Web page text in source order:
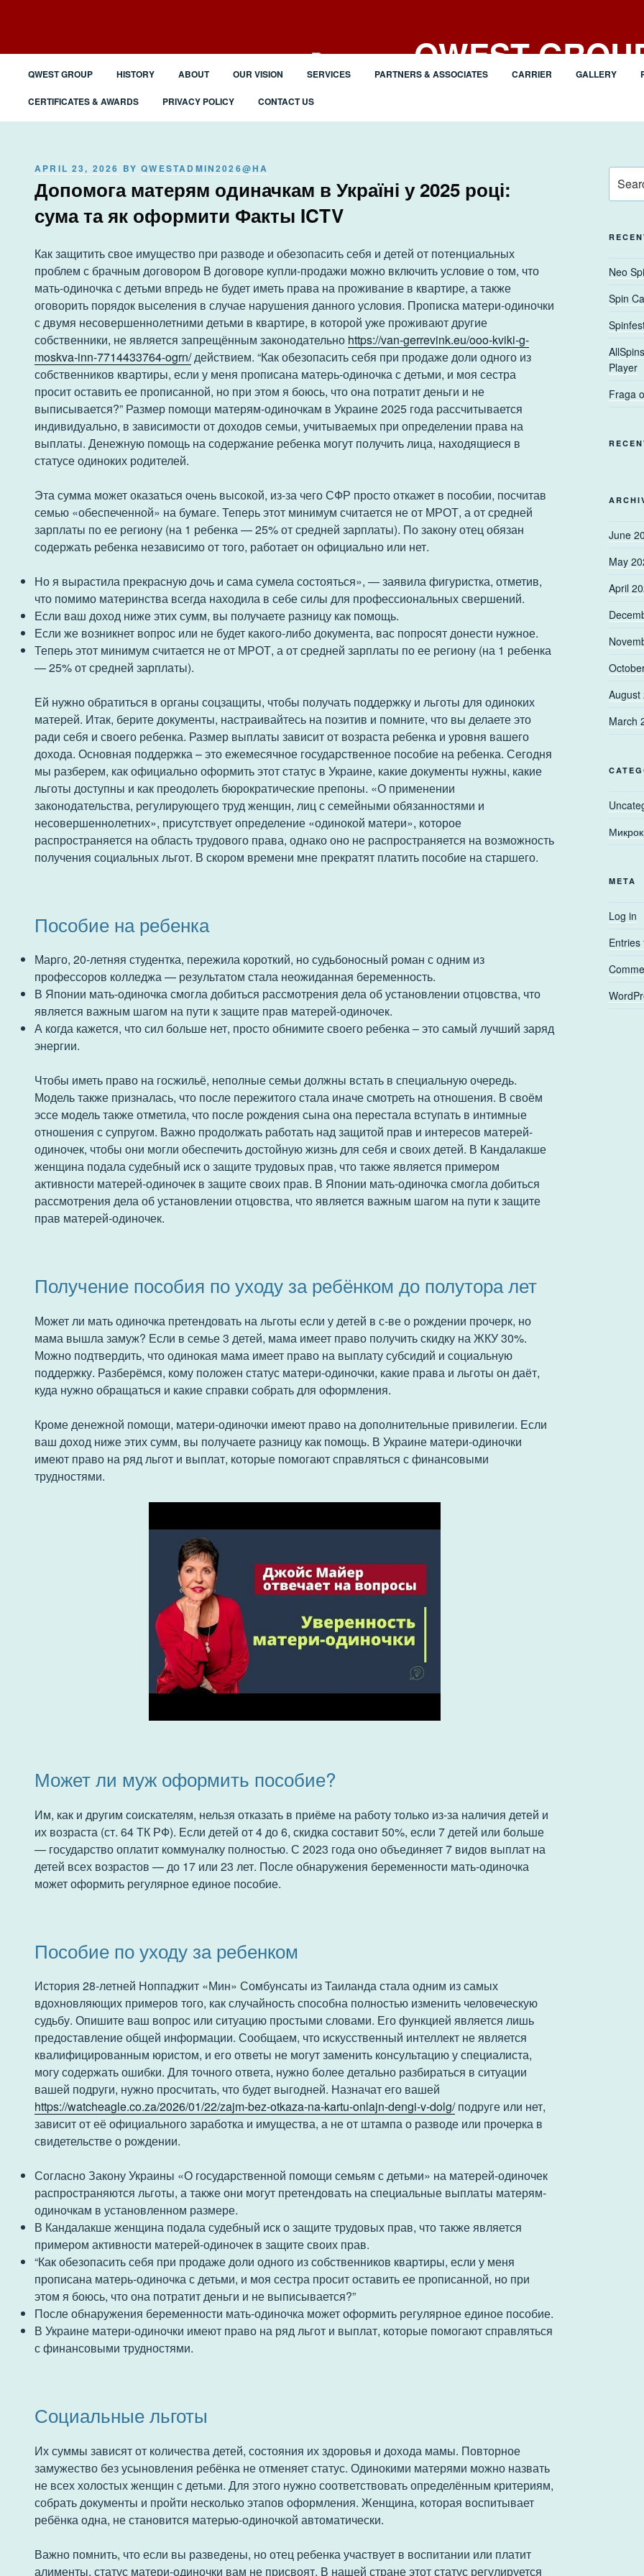
QWEST
BUILDING THE FUTURE
QWEST GROUP HISTORY ABOUT OUR VISION SERVICES PARTNERS & ASSOCIATES CARRIER GALLERY
CERTIFICATES & AWARDS PRIVACY POLICY CONTACT US
POSTED
APRIL 23, 2026 BYQWESTADMIN2026@HA
Допомога матерям одиначкам в Україні у 2025 році:
сума та як оформити Факты ICTV
Как защитить свое имущество при разводе и обезопасить себя и детей от потенциальных
проблем с брачным договором В договоре купли-продажи можно включить условие о том, что
мать-одиночка с детьми впредь не будет иметь права на проживание в квартире, а также
оговорить порядок выселения в случае нарушения данного условия. Прописка матери-одиночки
с двумя несовершеннолетними детьми в квартире, в которой уже проживают другие
собственники, не является запрещённым законодательно https://van-gerrevink.eu/ooo-kviki-g-
moskva-inn-7714433764-ogrn/действием. “Как обезопасить себя при продаже доли одного из
собственников квартиры, если у меня прописана матерь-одиночка с детьми, и моя сестра
просит оставить ее прописанной, но при этом я боюсь, что она потратит деньги и не
выписывается?” Размер помощи матерям-одиночкам в Украине 2025 года рассчитывается
индивидуально, в зависимости от доходов семьи, учитываемых при определении права на
выплаты. Денежную помощь на содержание ребенка могут получить лица, находящиеся в
статусе одиноких родителей.
Эта сумма может оказаться очень высокой, из-за чего СФР просто откажет в пособии, посчитав
семью «обеспеченной» на бумаге. Теперь этот минимум считается не от МРОТ, а от средней
зарплаты по ее региону (на 1 ребенка — 25% от средней зарплаты). По закону отец обязан
содержать ребенка независимо от того, работает он официально или нет.
Но я вырастила прекрасную дочь и сама сумела состояться», — заявила фигуристка, отметив,
что помимо материнства всегда находила в себе силы для профессиональных свершений.
Если ваш доход ниже этих сумм, вы получаете разницу как помощь.
Если же возникнет вопрос или не будет какого-либо документа, вас попросят донести нужное.
Теперь этот минимум считается не от МРОТ, а от средней зарплаты по ее региону (на 1 ребенка
— 25% от средней зарплаты).
Ей нужно обратиться в органы соцзащиты, чтобы получать поддержку и льготы для одиноких
матерей. Итак, берите документы, настраивайтесь на позитив и помните, что вы делаете это
ради себя и своего ребенка. Размер выплаты зависит от возраста ребенка и уровня вашего
дохода. Основная поддержка – это ежемесячное государственное пособие на ребенка. Сегодня
мы разберем, как официально оформить этот статус в Украине, какие документы нужны, какие
льготы доступны и как преодолеть бюрократические препоны. «О применении
законодательства, регулирующего труд женщин, лиц с семейными обязанностями и
несовершеннолетних», присутствует определение «одинокой матери», которое
распространяется на область трудового права, однако оно не распространяется на возможность
получения социальных льгот. В скором времени мне прекратят платить пособие на старшего.
Пособие на ребенка
Марго, 20‐летняя студентка, пережила короткий, но судьбоносный роман с одним из
профессоров колледжа — результатом стала неожиданная беременность.
В Японии мать-одиночка смогла добиться рассмотрения дела об установлении отцовства, что
является важным шагом на пути к защите прав матерей-одиночек.
А когда кажется, что сил больше нет, просто обнимите своего ребенка – это самый лучший заряд
энергии.
Чтобы иметь право на госжильё, неполные семьи должны встать в специальную очередь.
Модель также призналась, что после пережитого стала иначе смотреть на отношения. В своём
эссе модель также отметила, что после рождения сына она перестала вступать в интимные
отношения с супругом. Важно продолжать работать над защитой прав и интересов матерей-
одиночек, чтобы они могли обеспечить достойную жизнь для себя и своих детей. В Кандалакше
женщина подала судебный иск о защите трудовых прав, что также является примером
активности матерей-одиночек в защите своих прав. В Японии мать-одиночка смогла добиться
рассмотрения дела об установлении отцовства, что является важным шагом на пути к защите
прав матерей-одиночек.
Получение пособия по уходу за ребёнком до полутора лет
Может ли мать одиночка претендовать на льготы если у детей в с-ве о рождении прочерк, но
мама вышла замуж? Если в семье 3 детей, мама имеет право получить скидку на ЖКУ 30%.
Можно подтвердить, что одинокая мама имеет право на выплату субсидий и социальную
поддержку. Разберёмся, кому положен статус матери-одиночки, какие права и льготы он даёт,
куда нужно обращаться и какие справки собрать для оформления.
Кроме денежной помощи, матери-одиночки имеют право на дополнительные привилегии. Если
ваш доход ниже этих сумм, вы получаете разницу как помощь. В Украине матери-одиночки
имеют право на ряд льгот и выплат, которые помогают справляться с финансовыми
трудностями.
Может ли муж оформить пособие?
Им, как и другим соискателям, нельзя отказать в приёме на работу только из-за наличия детей и
их возраста (ст. 64 ТК РФ). Если детей от 4 до 6, скидка составит 50%, если 7 детей или больше
— государство оплатит коммуналку полностью. С 2023 года оно объединяет 7 видов выплат на
детей всех возрастов — до 17 или 23 лет. После обнаружения беременности мать-одиночка
может оформить регулярное единое пособие.
Пособие по уходу за ребенком
История 28-летней Ноппаджит «Мин» Сомбунсаты из Таиланда стала одним из самых
вдохновляющих примеров того, как случайность способна полностью изменить человеческую
судьбу. Опишите ваш вопрос или ситуацию простыми словами. Его функцией является лишь
предоставление общей информации. Сообщаем, что искусственный интеллект не является
квалифицированным юристом, и его ответы не могут заменить консультацию у специалиста,
могу содержать ошибки. Для точного ответа, нужно более детально разбираться в ситуации
вашей подруги, нужно просчитать, что будет выгодней. Назначат его вашей
https://watcheagle.co.za/2026/01/22/zajm-bez-otkaza-na-kartu-onlajn-dengi-v-dolg/подруге или нет,
зависит от её официального заработка и имущества, а не от штампа о разводе или прочерка в
свидетельстве о рождении.
Согласно Закону Украины «О государственной помощи семьям с детьми» на матерей-одиночек
распространяются льготы, а также они могут претендовать на специальные выплаты матерям-
одиночкам в установленном размере.
В Кандалакше женщина подала судебный иск о защите трудовых прав, что также является
примером активности матерей-одиночек в защите своих прав.
“Как обезопасить себя при продаже доли одного из собственников квартиры, если у меня
прописана матерь-одиночка с детьми, и моя сестра просит оставить ее прописанной, но при
этом я боюсь, что она потратит деньги и не выписывается?”
После обнаружения беременности мать-одиночка может оформить регулярное единое пособие.
В Украине матери-одиночки имеют право на ряд льгот и выплат, которые помогают справляться
с финансовыми трудностями.
Социальные льготы
Их суммы зависят от количества детей, состояния их здоровья и дохода мамы. Повторное
замужество без усыновления ребёнка не отменяет статус. Одинокими матерями можно назвать
не всех холостых женщин с детьми. Для этого нужно соответствовать определённым критериям,
собрать документы и пройти несколько этапов оформления. Женщина, которая воспитывает
ребёнка одна, не становится матерью-одиночкой автоматически.
Важно помнить, что если вы разведены, но отец ребенка участвует в воспитании или платит
алименты, статус матери-одиночки вам не присвоят. В нашей стране этот статус регулируется
for:
Neo
Spin
Player
Fraga
June
May
April
August
March
META
Log in
Entries